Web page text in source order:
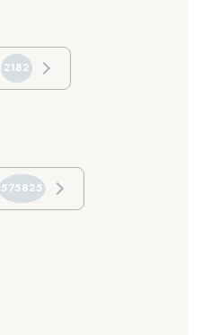
2182
575825